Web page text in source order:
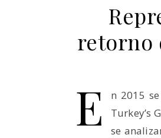
retorno
E
n 2015
Turkey’s
se